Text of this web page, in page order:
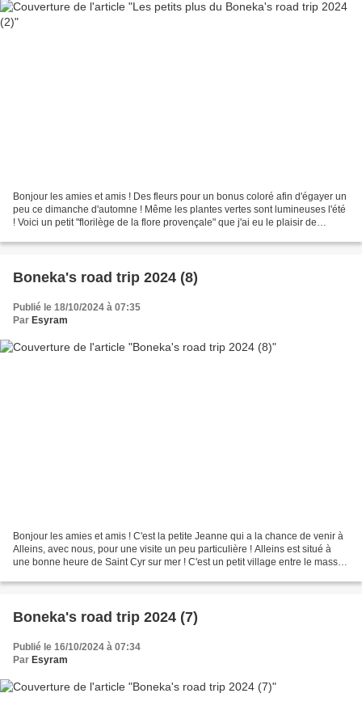
Bonjour les amies et amis ! Des fleurs pour un bonus coloré afin d'égayer un
peu ce dimanche d'automne ! Même les plantes vertes sont lumineuses l'été
! Voici un petit "florilège de la flore provençale" que j'ai eu le plaisir de
Boneka's road trip 2024 (8)
Publié le 18/10/2024 à 07:35
Par Esyram
Bonjour les amies et amis ! C'est la petite Jeanne qui a la chance de venir à
Alleins, avec nous, pour une visite un peu particulière ! Alleins est situé à
une bonne heure de Saint Cyr sur mer ! C'est un petit village entre le massif
Boneka's road trip 2024 (7)
Publié le 16/10/2024 à 07:34
Par Esyram